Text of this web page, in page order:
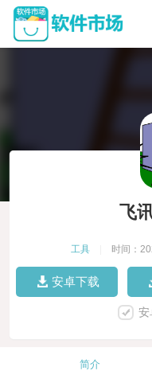
飞
工具 时间：
安卓下载
安
简介